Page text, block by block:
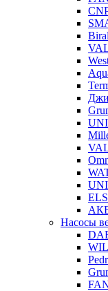
Biral
Насосы